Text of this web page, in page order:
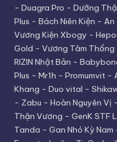
- Duagra Pro - Dưỡng
Plus - Bách Niên Kiện - An
Vương Kiện Xbogy -
Gold - Vương Tâm Thống
RIZIN Nhật Bản -
Plus - Mr1h - Promumvit -
Khang - Duo vital -
- Zabu - Hoàn Nguyên Vị -
Thận Vương - GenK STF
Tanda - Gan Nhó Kỳ Nam